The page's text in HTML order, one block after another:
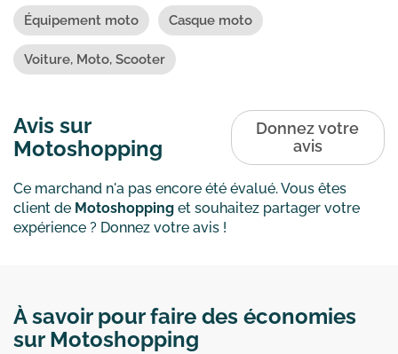
Équipement moto Casque moto
Voiture, Moto, Scooter
Avis sur
Motoshopping
Donnez votre
avis
Ce marchand n'a pas encore été évalué. Vous êtes
client de Motoshopping et souhaitez partager votre
expérience ? Donnez votre avis !
À savoir pour faire des économies
sur Motoshopping